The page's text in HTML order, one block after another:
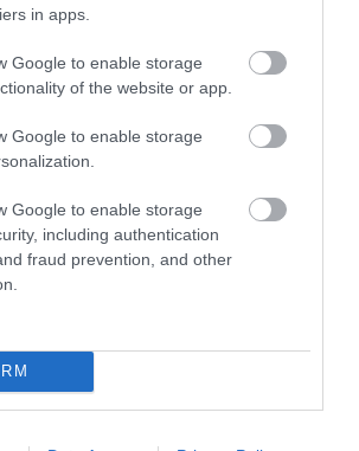
in apps.
Google to enable storage
of the website or app.
Google to enable storage
Google to enable storage
including authentication
fraud prevention, and other
PADLÓ CSOMAGOLÓPAPÍRBÓL